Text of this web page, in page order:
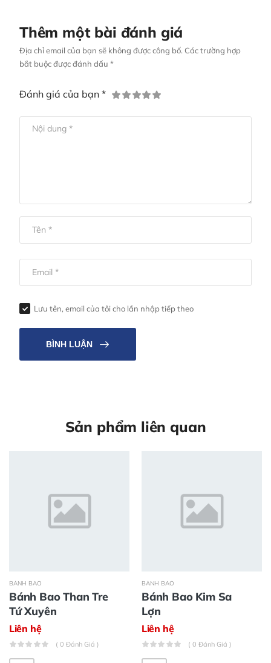
Thêm một bài đánh giá
Địa chỉ email của bạn sẽ không được công bố. Các trường hợp
bắt buộc được đánh dấu *
Đánh giá của bạn *
Lưu tên, email của tôi cho lần nhập tiếp theo
BÌNH LUẬN
Sản phẩm liên quan
BÁNH BAO
Bánh Bao Than Tre
Tứ Xuyên
Liên hệ
( 0 Đánh Giá )
BÁNH BAO
Bánh Bao Kim Sa
Lợn
Liên hệ
( 0 Đánh Giá )